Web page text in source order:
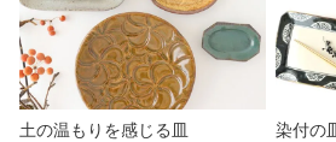
土の温もりを感じる皿 染付の皿